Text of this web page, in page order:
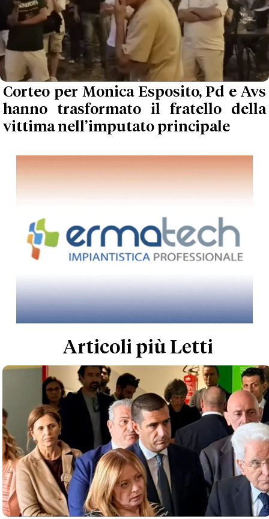
Corteo per Monica Esposito, Pd e Avs
hanno trasformato il fratello della
vittima nell’imputato principale
Articoli più Letti